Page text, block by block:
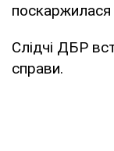
Слідчі ДБР
справи.